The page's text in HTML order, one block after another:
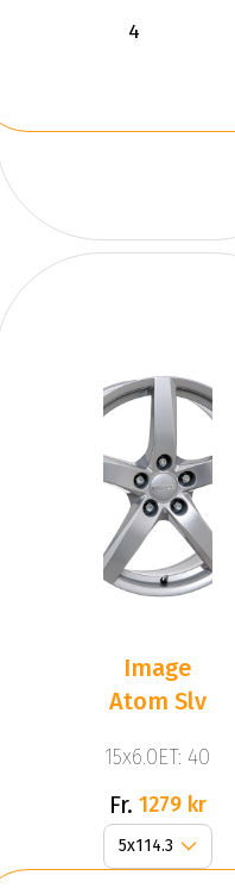
Image
Atom Slv
15x6.0ET: 40
Fr. 1279 kr